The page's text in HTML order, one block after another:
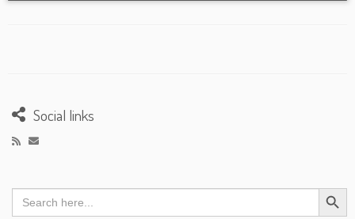
Social links
Search
for:
Search Button